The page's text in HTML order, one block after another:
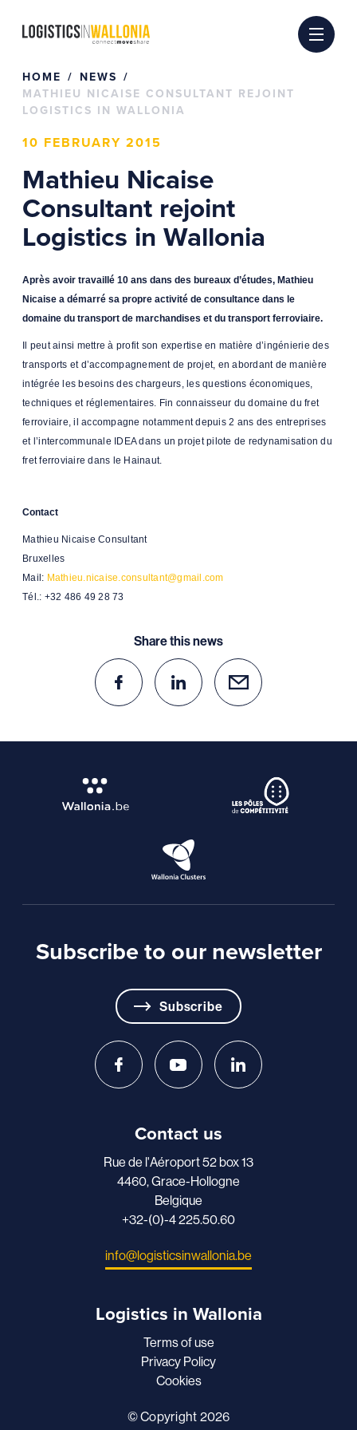
HOME
NEWS
MATHIEU NICAISE CONSULTANT REJOINT
LOGISTICS IN WALLONIA
10 FEBRUARY 2015
Mathieu Nicaise
Consultant rejoint
Logistics in Wallonia
Après avoir travaillé 10 ans dans des bureaux d’études, Mathieu
Nicaise a démarré sa propre activité de consultance dans le
domaine du transport de marchandises et du transport ferroviaire.
Il peut ainsi mettre à profit son expertise en matière d’ingénierie des
transports et d’accompagnement de projet, en abordant de manière
intégrée les besoins des chargeurs, les questions économiques,
techniques et réglementaires. Fin connaisseur du domaine du fret
ferroviaire, il accompagne notamment depuis 2 ans des entreprises
et l’intercommunale IDEA dans un projet pilote de redynamisation du
fret ferroviaire dans le Hainaut.
Contact
Mathieu Nicaise Consultant
Bruxelles
Mail: Mathieu.nicaise.consultant@gmail.com
Tél.: +32 486 49 28 73
Share this news
Subscribe to our newsletter
Subscribe
Contact us
Rue de l'Aéroport 52 box 13
4460, Grace-Hollogne
Belgique
+32-(0)-4 225.50.60
info@logisticsinwallonia.be
Logistics in Wallonia
Terms of use
Privacy Policy
Cookies
© Copyright 2026